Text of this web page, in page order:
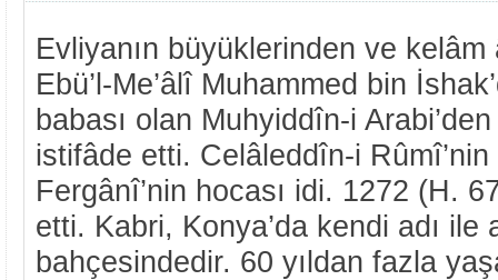
Evliyanın büyüklerinden ve
Ebü’l-Me’âlî Muhammed bin
babası olan Muhyiddîn-i
istifâde etti. Celâleddîn-i Rûmî’nin
Fergânî’nin hocası idi. 1272 (H.
etti. Kabri, Konya’da kendi adı ile
bahçesindedir. 60 yıldan fazla